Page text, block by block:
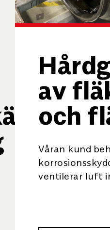
av
och
Våran kund
ventilerar luft